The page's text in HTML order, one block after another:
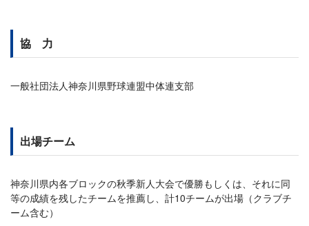
協 力
一般社団法人神奈川県野球連盟中体連支部
出場チーム
神奈川県内各ブロックの秋季新人大会で優勝もしくは、それに同
等の成績を残したチームを推薦し、計10チームが出場（クラブチ
ーム含む）